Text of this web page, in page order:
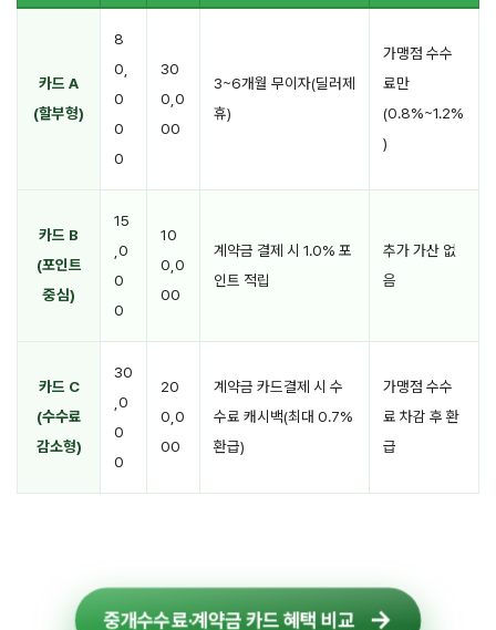
카드 A
(할부형)
8
0,
0
0
0
30
0,0
00
3~6개월 무이자(딜러제
휴)
가맹점 수수
료만
(0.8%~1.2%
)
카드 B
(포인트
중심)
15
,0
0
0
10
0,0
00
계약금 결제 시 1.0% 포
인트 적립
추가 가산 없
음
카드 C
(수수료
감소형)
30
,0
0
0
20
0,0
00
계약금 카드결제 시 수
수료 캐시백(최대 0.7%
환급)
가맹점 수수
료 차감 후 환
급
중개수수료·계약금 카드 혜택 비교